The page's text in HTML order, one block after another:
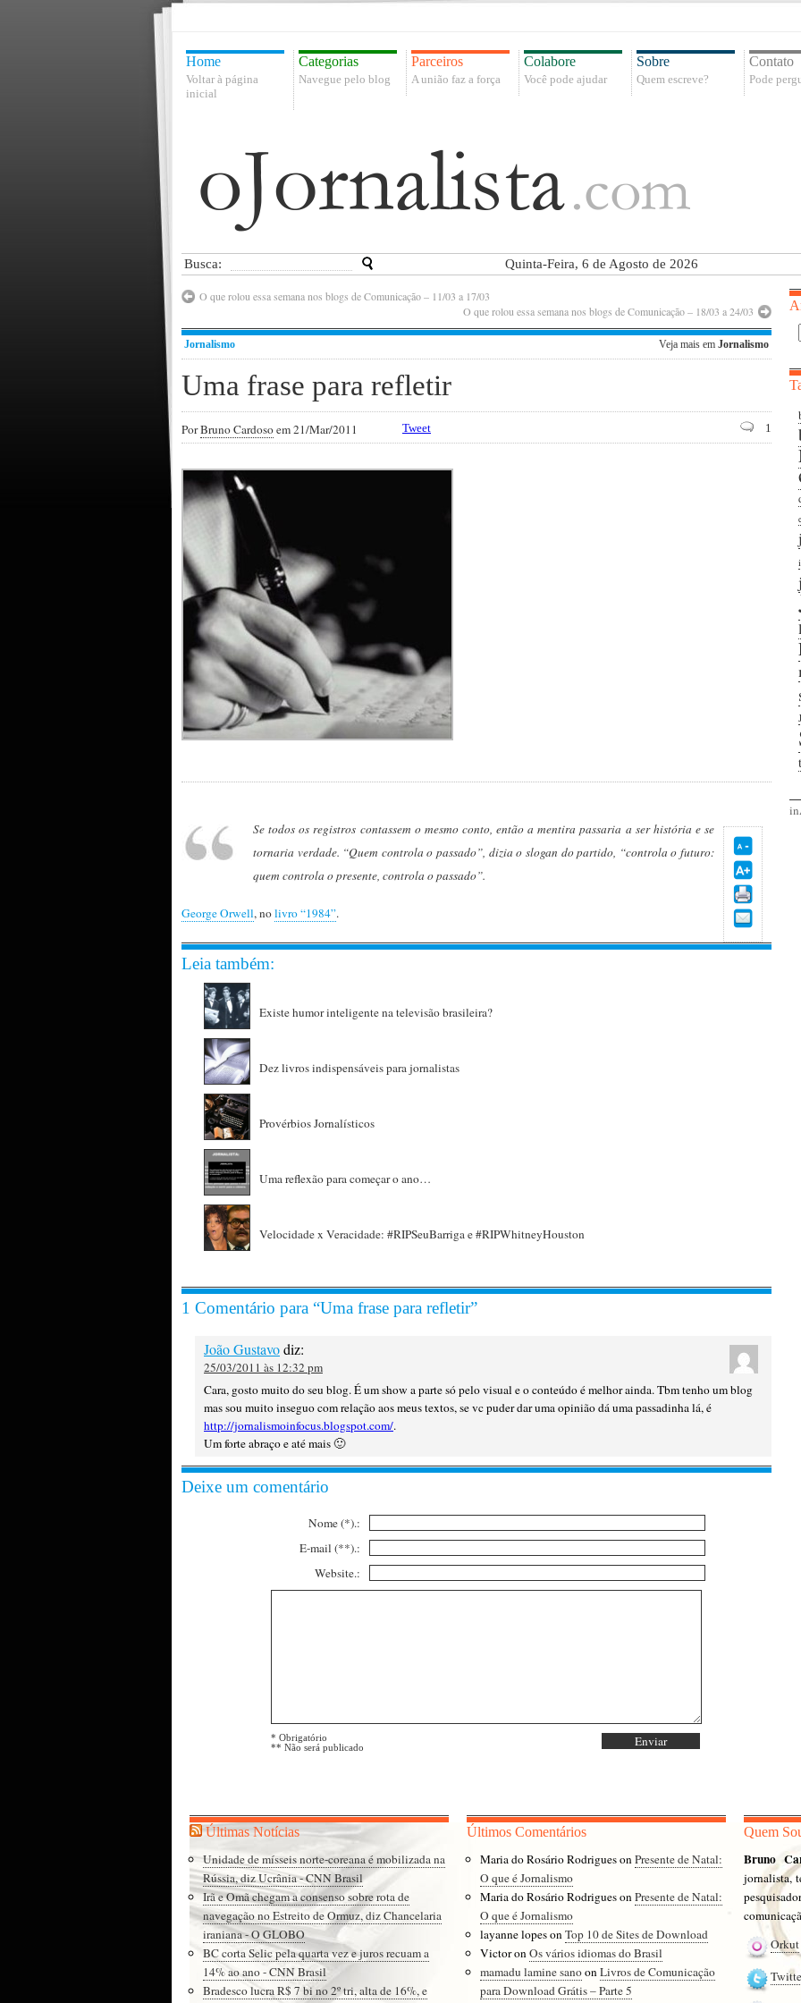
Home
Voltar à página
inicial
Categorias
Navegue pelo blog
Parceiros
A união faz a força
Colabore
Você pode ajudar
Sobre
Quem escreve?
Contato
Pode
Busca: Quinta-Feira, 6 de Agosto de 2026
O que rolou essa semana nos blogs de Comunicação – 11/03 a 17/03
O que rolou essa semana nos blogs de Comunicação – 18/03 a 24/03
Jornalismo Veja mais em Jornalismo
Uma frase para refletir
PorBruno Cardosoem 21/Mar/2011 Tweet 1
Se todos os registros contassem o mesmo conto, então a mentira passaria a ser história e se
tornaria verdade. “Quem controla o passado”, dizia o slogan do partido, “controla o futuro:
quem controla o presente, controla o passado”.
George Orwell, nolivro “1984”.
Leia também:
Existe humor inteligente na televisão brasileira?
Dez livros indispensáveis para jornalistas
Provérbios Jornalísticos
Uma reflexão para começar o ano…
Velocidade x Veracidade: #RIPSeuBarriga e #RIPWhitneyHouston
1 Comentário para “Uma frase para refletir”
João Gustavodiz:
25/03/2011 às 12:32 pm
Cara, gosto muito do seu blog. É um show a parte só pelo visual e o conteúdo é melhor ainda. Tbm tenho um blog
mas sou muito inseguo com relação aos meus textos, se vc puder dar uma opinião dá uma passadinha lá, é
http://jornalismoinfocus.blogspot.com/.
Um forte abraço e até mais 🙂
Deixe um comentário
Nome (*).:
E-mail (**).:
Website.:
* Obrigatório
** Não será publicado
Últimas Notícias
Unidade de mísseis norte-coreana é mobilizada na
Rússia, diz Ucrânia - CNN Brasil
Irã e Omã chegam a consenso sobre rota de
navegação no Estreito de Ormuz, diz Chancelaria
iraniana - O GLOBO
BC corta Selic pela quarta vez e juros recuam a
14% ao ano - CNN Brasil
Bradesco lucra R$ 7 bi no 2º tri, alta de 16%, e
Últimos Comentários
Maria do Rosário RodriguesonPresente de Natal:
O que é Jornalismo
Maria do Rosário RodriguesonPresente de Natal:
O que é Jornalismo
layanne lopesonTop 10 de Sites de Download
VictoronOs vários idiomas do Brasil
mamadu lamine sanoonLivros de Comunicação
para Download Grátis – Parte 5
Quem
Bruno
jornalista,
Orkut